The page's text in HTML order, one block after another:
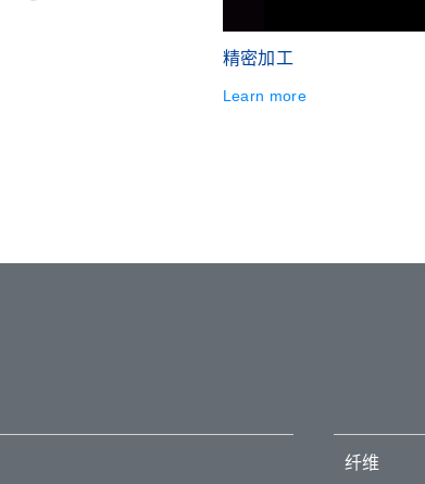
精密加工
Learn more
纤维